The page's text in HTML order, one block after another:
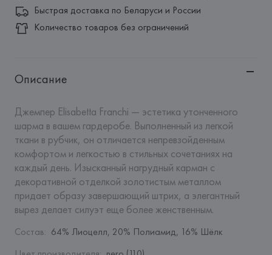
Быстрая доставка по Беларуси и России
Количество товаров без ограничений
Описание
Джемпер Elisabetta Franchi — эстетика утонченного
шарма в вашем гардеробе. Выполненный из легкой
ткани в рубчик, он отличается непревзойденным
комфортом и легкостью в стильных сочетаниях на
каждый день. Изысканный нагрудный карман с
декоративной отделкой золотистым металлом
придает образу завершающий штрих, а элегантный
вырез делает силуэт еще более женственным.
Состав: 64% Лиоцелл, 20% Полиамид, 16% Шёлк